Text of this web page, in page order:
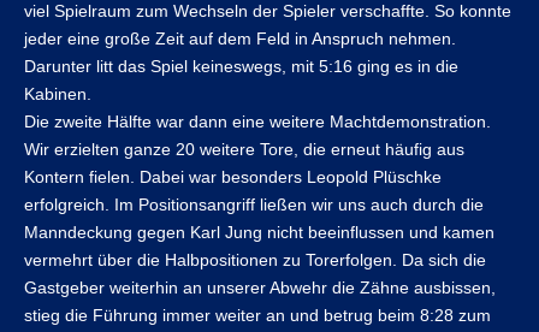
viel Spielraum zum Wechseln der Spieler verschaffte. So konnte
jeder eine große Zeit auf dem Feld in Anspruch nehmen.
Darunter litt das Spiel keineswegs, mit 5:16 ging es in die
Kabinen.
Die zweite Hälfte war dann eine weitere Machtdemonstration.
Wir erzielten ganze 20 weitere Tore, die erneut häufig aus
Kontern fielen. Dabei war besonders Leopold Plüschke
erfolgreich. Im Positionsangriff ließen wir uns auch durch die
Manndeckung gegen Karl Jung nicht beeinflussen und kamen
vermehrt über die Halbpositionen zu Torerfolgen. Da sich die
Gastgeber weiterhin an unserer Abwehr die Zähne ausbissen,
stieg die Führung immer weiter an und betrug beim 8:28 zum